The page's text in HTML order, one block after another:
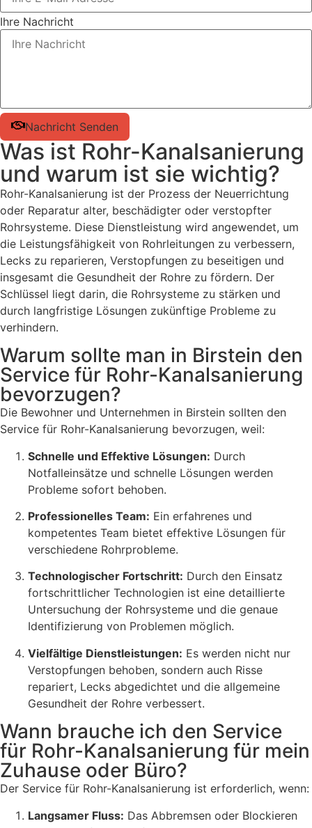
Ihre Nachricht
Nachricht Senden
Was ist Rohr-Kanalsanierung
und warum ist sie wichtig?
Rohr-Kanalsanierung ist der Prozess der Neuerrichtung
oder Reparatur alter, beschädigter oder verstopfter
Rohrsysteme. Diese Dienstleistung wird angewendet, um
die Leistungsfähigkeit von Rohrleitungen zu verbessern,
Lecks zu reparieren, Verstopfungen zu beseitigen und
insgesamt die Gesundheit der Rohre zu fördern. Der
Schlüssel liegt darin, die Rohrsysteme zu stärken und
durch langfristige Lösungen zukünftige Probleme zu
verhindern.
Warum sollte man in Birstein den
Service für Rohr-Kanalsanierung
bevorzugen?
Die Bewohner und Unternehmen in Birstein sollten den
Service für Rohr-Kanalsanierung bevorzugen, weil:
Schnelle und Effektive Lösungen: Durch
Notfalleinsätze und schnelle Lösungen werden
Probleme sofort behoben.
Professionelles Team: Ein erfahrenes und
kompetentes Team bietet effektive Lösungen für
verschiedene Rohrprobleme.
Technologischer Fortschritt: Durch den Einsatz
fortschrittlicher Technologien ist eine detaillierte
Untersuchung der Rohrsysteme und die genaue
Identifizierung von Problemen möglich.
Vielfältige Dienstleistungen: Es werden nicht nur
Verstopfungen behoben, sondern auch Risse
repariert, Lecks abgedichtet und die allgemeine
Gesundheit der Rohre verbessert.
Wann brauche ich den Service
für Rohr-Kanalsanierung für mein
Zuhause oder Büro?
Der Service für Rohr-Kanalsanierung ist erforderlich, wenn:
Langsamer Fluss: Das Abbremsen oder Blockieren